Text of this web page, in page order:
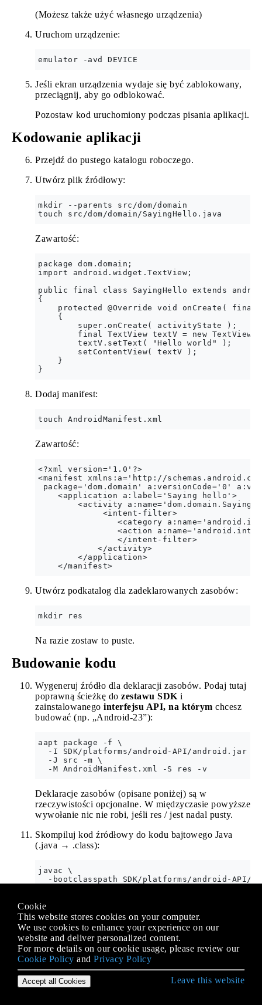
(Możesz także użyć własnego urządzenia)
Uruchom urządzenie:
Jeśli ekran urządzenia wydaje się być zablokowany,
przeciągnij, aby go odblokować.
Pozostaw kod uruchomiony podczas pisania aplikacji.
Kodowanie aplikacji
Przejdź do pustego katalogu roboczego.
Utwórz plik źródłowy:
mkdir --parents src/dom/domain
Zawartość:
package dom.domain;
import android.widget.TextView;
public final class SayingHello extends
{
protected @Override void onCreate(
    {
        super.onCreate( activityState );
final TextView textV = new TextView(
        textV.setText( "Hello world" );
        setContentView( textV );
    }
Dodaj manifest:
Zawartość:
<?xml version='1.0'?>
<manifest xmlns:a='http://
package='dom.domain' a:versionCode='0'
    <application a:label='Saying hello'>
<activity
             <intent-filter>
<category
<action
                </intent-filter>
            </activity>
        </application>
Utwórz podkatalog dla zadeklarowanych zasobów:
Na razie zostaw to puste.
Budowanie kodu
Wygeneruj źródło dla deklaracji zasobów. Podaj tutaj
poprawną ścieżkę do zestawu SDK i
zainstalowanego interfejsu API, na którym chcesz
budować (np. „Android-23”):
aapt package -f \
  -I SDK/platforms/android-API/android.jar \
  -J src -m \
Deklaracje zasobów (opisane poniżej) są w
rzeczywistości opcjonalne. W międzyczasie powyższe
wywołanie nic nie robi, jeśli res / jest nadal pusty.
Skompiluj kod źródłowy do kodu bajtowego Java
(.java → .class):
javac \
-bootclasspath SDK/platforms/android-API/
Przetłumacz kod bajtowy z Java na Android (.class →
.dex):
Najpierw użyj Jill (.class → .jayce):
java -jar SDK/build-tools/LATEST/jill.jar \
Cookie
This website stores cookies on your computer.
We use cookies to enhance your experience on our
website and deliver personalized content.
For more details on our cookie usage, please review our
Cookie Policy and Privacy Policy
Accept all Cookies Leave this website